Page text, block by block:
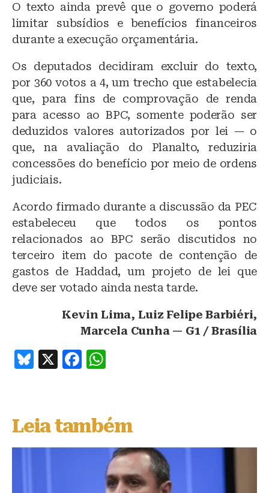
O texto ainda prevê que o governo poderá
limitar subsídios e benefícios financeiros
durante a execução orçamentária.
Os deputados decidiram excluir do texto,
por 360 votos a 4, um trecho que estabelecia
que, para fins de comprovação de renda
para acesso ao BPC, somente poderão ser
deduzidos valores autorizados por lei — o
que, na avaliação do Planalto, reduziria
concessões do benefício por meio de ordens
judiciais.
Acordo firmado durante a discussão da PEC
estabeleceu que todos os pontos
relacionados ao BPC serão discutidos no
terceiro item do pacote de contenção de
gastos de Haddad, um projeto de lei que
deve ser votado ainda nesta tarde.
Kevin Lima, Luiz Felipe Barbiéri,
Marcela Cunha — G1 / Brasília
B
s
k
y
X
F
e
b
o
s
A
p
p
Leia também